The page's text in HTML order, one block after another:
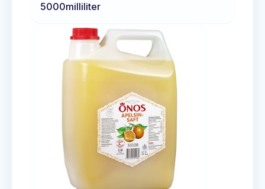
5000milliliter